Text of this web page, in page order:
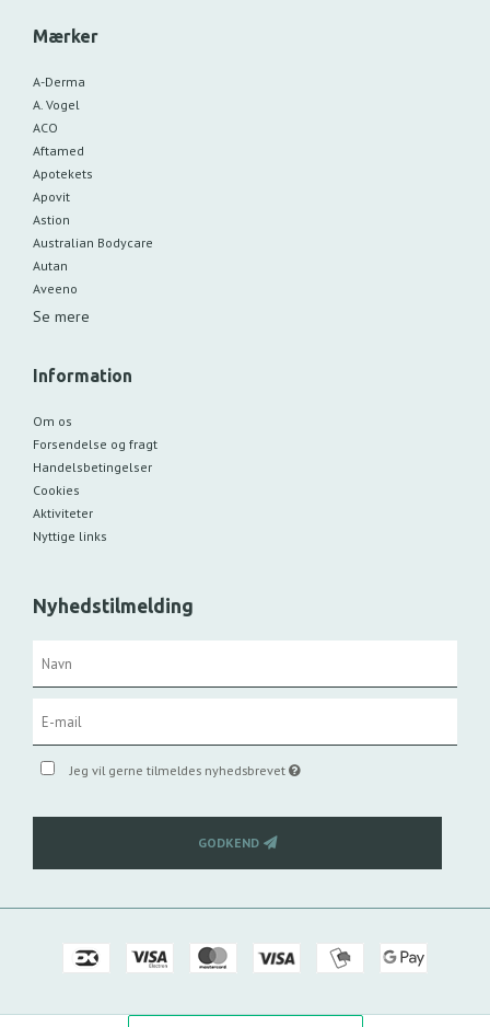
Mærker
A-Derma
A. Vogel
ACO
Aftamed
Apotekets
Apovit
Astion
Australian Bodycare
Autan
Aveeno
Se mere
Information
Om os
Forsendelse og fragt
Handelsbetingelser
Cookies
Aktiviteter
Nyttige links
Nyhedstilmelding
Jeg vil gerne tilmeldes nyhedsbrevet
GODKEND